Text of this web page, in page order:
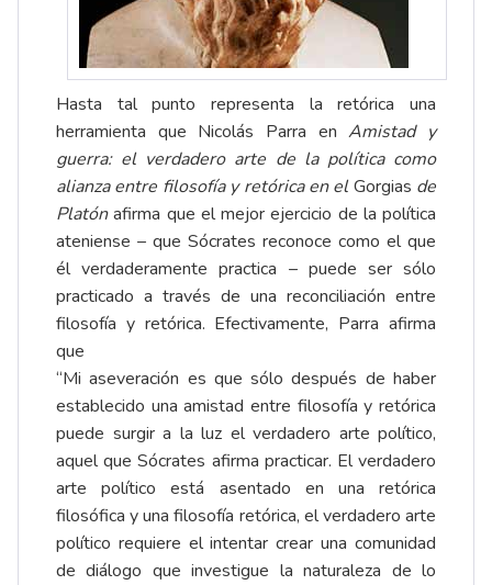
Hasta tal punto representa la retórica una
herramienta que Nicolás Parra enAmistad y
guerra: el verdadero arte de la política como
alianza entre filosofía y retórica en elGorgias de
Platónafirma que el mejor ejercicio de la política
ateniense – que Sócrates reconoce como el que
él verdaderamente practica – puede ser sólo
practicado a través de una reconciliación entre
filosofía y retórica. Efectivamente, Parra afirma
que
“Mi aseveración es que sólo después de haber
establecido una amistad entre filosofía y retórica
puede surgir a la luz el verdadero arte político,
aquel que Sócrates afirma practicar. El verdadero
arte político está asentado en una retórica
filosófica y una filosofía retórica, el verdadero arte
político requiere el intentar crear una comunidad
de diálogo que investigue la naturaleza de lo